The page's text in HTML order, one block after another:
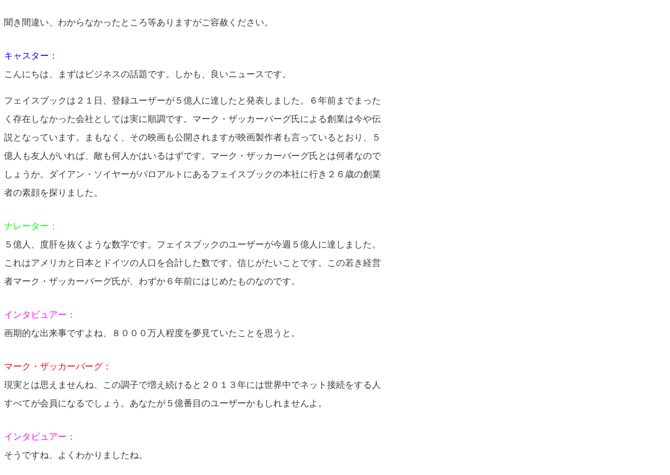
聞き間違い、わからなかったところ等ありますがご容赦ください。
キャスター：
こんにちは、まずはビジネスの話題です。しかも、良いニュースです。
フェイスブックは２１日、登録ユーザーが５億人に達したと発表しました。６年前までまった
く存在しなかった会社としては実に順調です。マーク・ザッカーバーグ氏による創業は今や伝
説となっています。まもなく、その映画も公開されますが映画製作者も言っているとおり、５
億人も友人がいれば、敵も何人かはいるはずです。マーク・ザッカーバーグ氏とは何者なので
しょうか。ダイアン・ソイヤーがパロアルトにあるフェイスブックの本社に行き２６歳の創業
者の素顔を探りました。
ナレーター：
５億人、度肝を抜くような数字です。フェイスブックのユーザーが今週５億人に達しました。
これはアメリカと日本とドイツの人口を合計した数です。信じがたいことです。この若き経営
者マーク・ザッカーバーグ氏が、わずか６年前にはじめたものなのです。
インタビュアー：
画期的な出来事ですよね、８０００万人程度を夢見ていたことを思うと。
マーク・ザッカーバーグ：
現実とは思えませんね、この調子で増え続けると２０１３年には世界中でネット接続をする人
すべてが会員になるでしょう。あなたが５億番目のユーザーかもしれませんよ。
インタビュアー：
そうですね、よくわかりましたね。